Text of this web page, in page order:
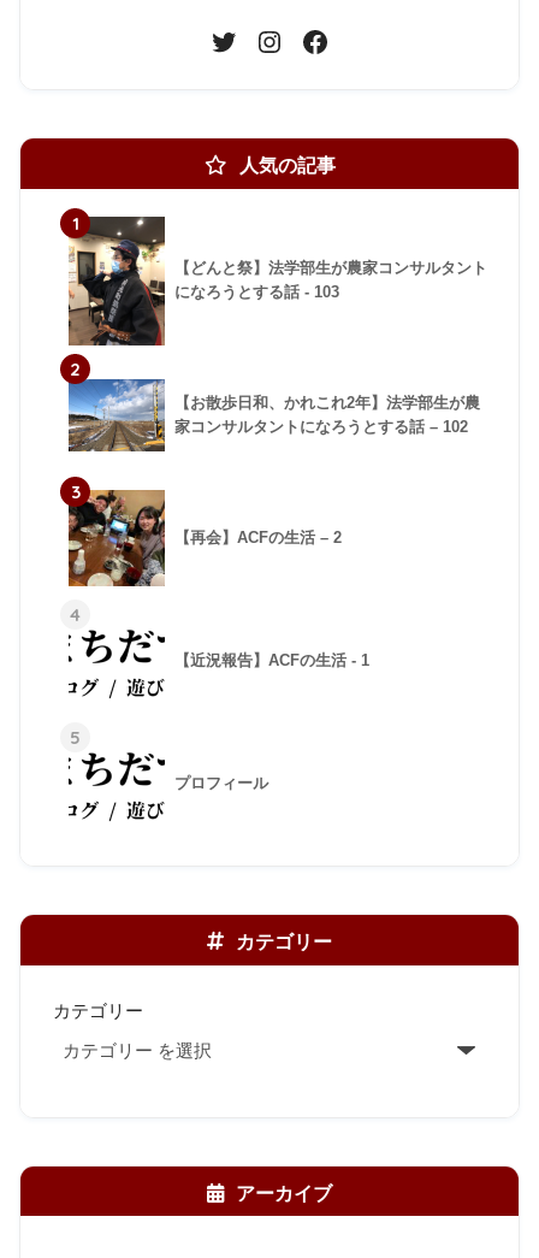
人気の記事
1
【どんと祭】法学部生が農家コンサルタント
になろうとする話 - 103
2
【お散歩日和、かれこれ2年】法学部生が農
家コンサルタントになろうとする話 – 102
3
【再会】ACFの生活 – 2
4
【近況報告】ACFの生活 - 1
5
プロフィール
カテゴリー
カテゴリー
アーカイブ